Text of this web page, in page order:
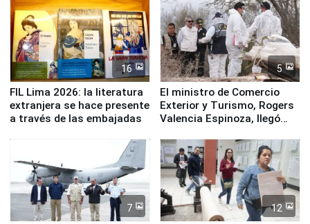
16
FIL Lima 2026: la literatura
extranjera se hace presente
a través de las embajadas
5
El ministro de Comercio
Exterior y Turismo, Rogers
Valencia Espinoza, llegó
Nasca
7 12